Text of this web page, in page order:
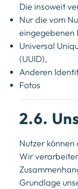
Die insoweit
Nur die vom
eingegebenen
Universal
(UUID),
Anderen
Fotos​
2.6.
Nutzer
Wir
Grundlage